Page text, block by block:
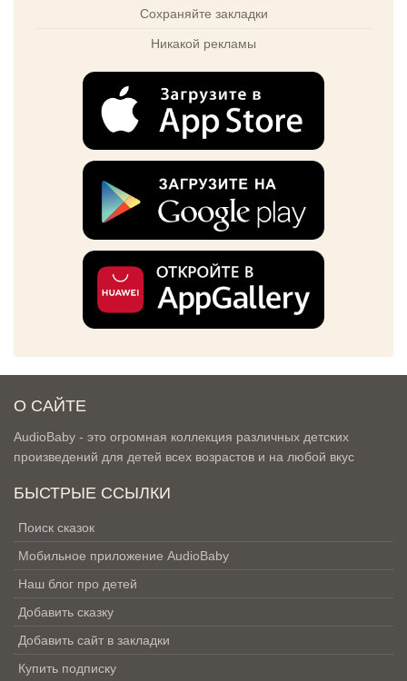
Сохраняйте закладки
Никакой рекламы
О САЙТЕ
AudioBaby - это огромная коллекция различных детских
произведений для детей всех возрастов и на любой вкус
БЫСТРЫЕ ССЫЛКИ
Поиск сказок
Мобильное приложение AudioBaby
Наш блог про детей
Добавить сказку
Добавить сайт в закладки
Купить подписку